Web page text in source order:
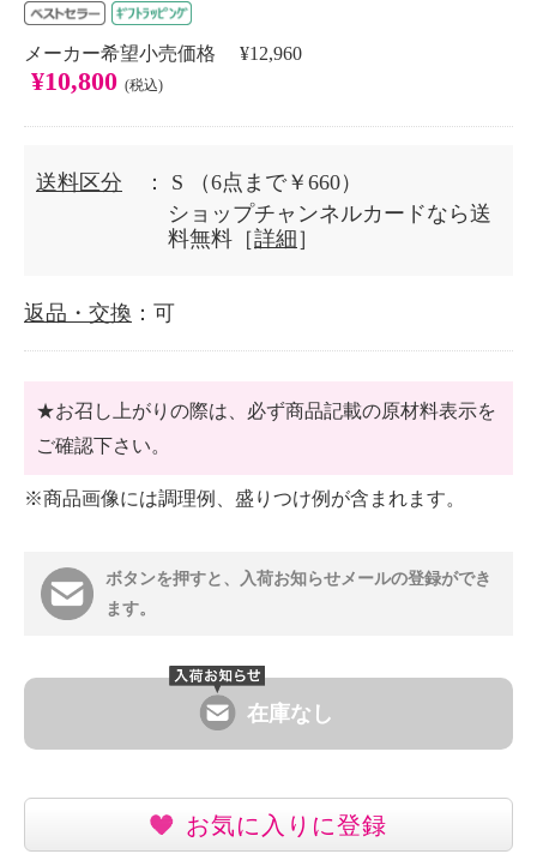
メーカー希望小売価格 ¥12,960
¥10,800 (税込)
送料区分 ： S
（6点まで￥660）
ショップチャンネルカードなら送
料無料［詳細 ］
返品・交換 ：可
★お召し上がりの際は、必ず商品記載の原材料表示を
ご確認下さい。
※商品画像には調理例、盛りつけ例が含まれます。
ボタンを押すと、入荷お知らせメールの登録ができ
ます。
在庫なし
お気に入りに登録